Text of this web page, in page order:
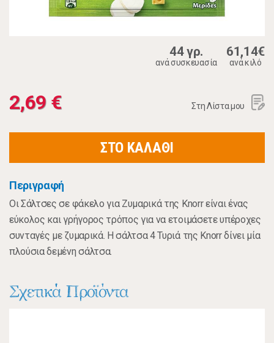
44 γρ.
ανά συσκευασία
61,14€
ανά κιλό
2,69 € Στη Λίστα μου
ΣΤΟ ΚΑΛΑΘΙ
Περιγραφή
Οι Σάλτσες σε φάκελο για Ζυμαρικά της Knorr είναι ένας
εύκολος και γρήγορος τρόπος για να ετοιμάσετε υπέροχες
συνταγές με ζυμαρικά. Η σάλτσα 4 Τυριά της Knorr δίνει μία
πλούσια δεμένη σάλτσα.
Σχετικά Προϊόντα